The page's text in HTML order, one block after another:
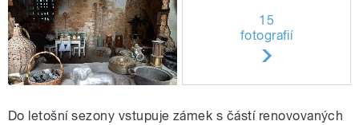
15
fotografií
Do letošní sezony vstupuje zámek s částí renovovaných